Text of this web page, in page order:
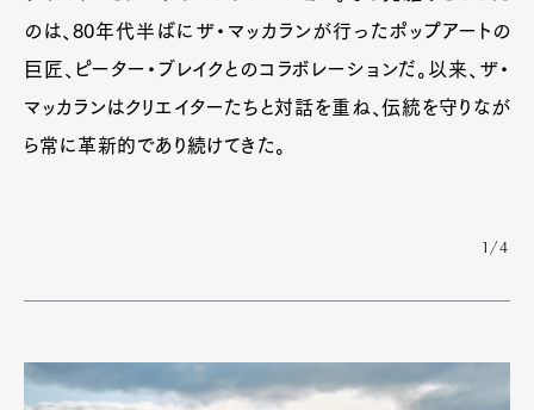
のは、80年代半ばにザ・マッカランが行ったポップアートの
巨匠、ピーター・ブレイクとのコラボレーションだ。以来、ザ・
マッカランはクリエイターたちと対話を重ね、伝統を守りなが
ら常に革新的であり続けてきた。
1/4